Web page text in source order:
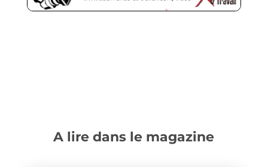
A lire dans le magazine